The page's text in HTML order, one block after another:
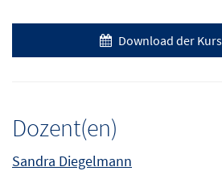
Download der
Dozent(en)
Sandra Diegelmann